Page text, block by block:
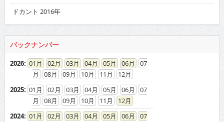
ドカント 2016年
バックナンバー
2026: 01 02 03 04 05 06
07
08
09 10 11
12
2025: 01 02 03 04 05 06
07
08
09 10 11
12
2024: 01 02 03 04 05 06 07